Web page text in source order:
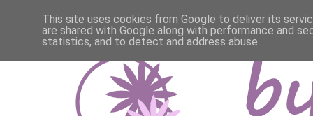
This site uses cookies from Google to deliver its
are shared with Google along with performance and
statistics, and to detect and address abuse.